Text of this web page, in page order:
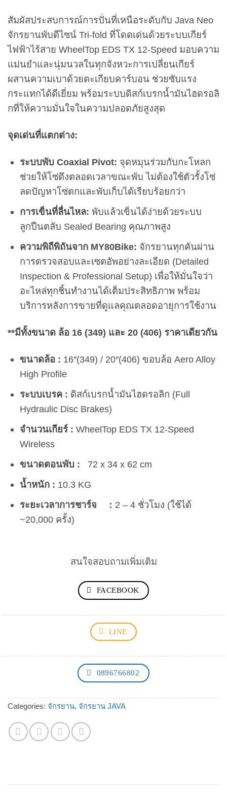
สัมผัสประสบการณ์การปั่นที่เหนือระดับกับ Java Neo
จักรยานพับดีไซน์ Tri-fold ที่โดดเด่นด้วยระบบเกียร์
ไฟฟ้าไร้สาย WheelTop EDS TX 12-Speed มอบความ
แม่นยำและนุ่มนวลในทุกจังหวะการเปลี่ยนเกียร์
ผสานความเบาด้วยตะเกียบคาร์บอน ช่วยซับแรง
กระแทกได้ดีเยี่ยม พร้อมระบบดิสก์เบรกน้ำมันไฮดรอลิ
กที่ให้ความมั่นใจในความปลอดภัยสูงสุด
จุดเด่นที่แตกต่าง:
ระบบพับ Coaxial Pivot: จุดหมุนร่วมกับกะโหลก
ช่วยให้โซ่ตึงตลอดเวลาขณะพับ ไม่ต้องใช้ตัวรั้งโซ่
ลดปัญหาโซ่ตกและพับเก็บได้เรียบร้อยกว่า
การเข็นที่ลื่นไหล: พับแล้วเข็นได้ง่ายด้วยระบบ
ลูกปืนตลับ Sealed Bearing คุณภาพสูง
ความพิถีพิถันจาก MY80Bike: จักรยานทุกคันผ่าน
การตรวจสอบและเซตอัพอย่างละเอียด (Detailed
Inspection & Professional Setup) เพื่อให้มั่นใจว่า
อะไหล่ทุกชิ้นทำงานได้เต็มประสิทธิภาพ พร้อม
บริการหลังการขายที่ดูแลคุณตลอดอายุการใช้งาน
**มีทั้งขนาด ล้อ 16 (349) และ 20 (406) ราคาเดียวกัน
ขนาดล้อ : 16″(349) / 20″(406) ขอบล้อ Aero Alloy
High Profile
ระบบเบรค : ดิสก์เบรกน้ำมันไฮดรอลิก (Full
Hydraulic Disc Brakes)
จำนวนเกียร์ : WheelTop EDS TX 12-Speed
Wireless
ขนาดตอนพับ :
72 x 34 x 62 cm
น้ำหนัก : 10.3 KG
ระยะเวลาการชาร์จ ： 2 – 4 ชั่วโมง (ใช้ได้
~20,000 ครั้ง)
สนใจสอบถามเพิ่มเติม
FACEBOOK
LINE
0896766802
Categories: จักรยาน, จักรยาน JAVA